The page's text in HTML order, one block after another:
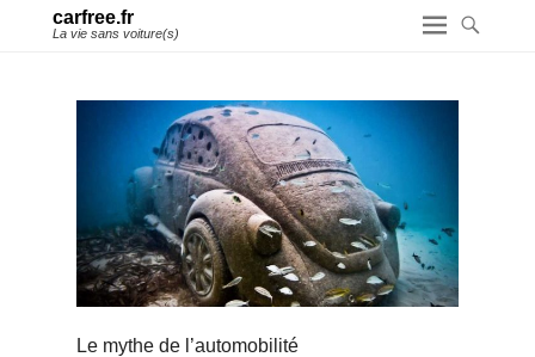
carfree.fr
La vie sans voiture(s)
Le mythe de l’automobilité